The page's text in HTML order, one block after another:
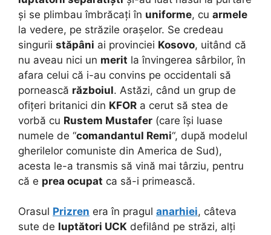
și se plimbau îmbrăcați în uniforme, cu armele
la vedere, pe străzile orașelor. Se credeau
singurii stăpâni ai provinciei Kosovo, uitând că
nu aveau nici un merit la învingerea sârbilor, în
afara celui că i-au convins pe occidentali să
pornească războiul. Astăzi, când un grup de
ofițeri britanici din KFOR a cerut să stea de
vorbă cu Rustem Mustafer (care își luase
numele de “comandantul Remi“, după modelul
gherilelor comuniste din America de Sud),
acesta le-a transmis să vină mai târziu, pentru
că e prea ocupat ca să-i primească.
Orasul Prizren era în pragul anarhiei, câteva
sute de luptători UCK defilând pe străzi, alți